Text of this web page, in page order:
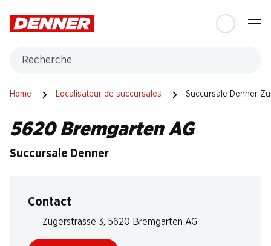
Home Localisateur de succursales Succursale Denner
5620 Bremgarten AG
Succursale Denner
Contact
Zugerstrasse 3, 5620 Bremgarten AG